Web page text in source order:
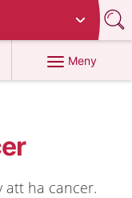
Meny
att ha cancer.